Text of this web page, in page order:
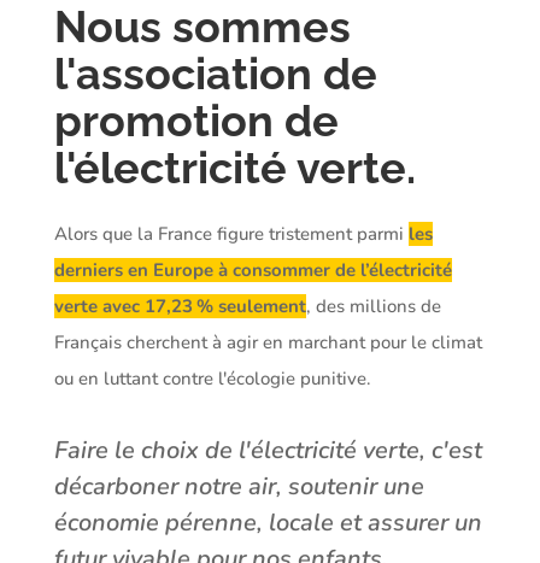
Nous sommes
l'association de
promotion de
l'électricité verte.
Alors que la France figure tristement parmi les
derniers en Europe à consommer de l’électricité
verte avec 17,23 % seulement, des millions de
Français cherchent à agir en marchant pour le climat
ou en luttant contre l'écologie punitive.
Faire le choix de l'électricité verte, c'est
décarboner notre air, soutenir une
économie pérenne, locale et assurer un